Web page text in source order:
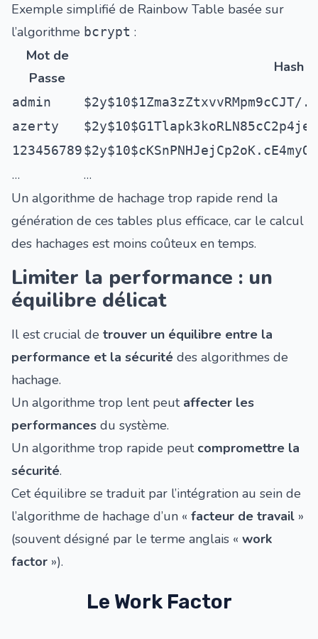
Exemple simplifié de Rainbow Table basée sur
l’algorithme bcrypt :
Mot de
Passe
Hash (
admin
$2y$10$1Zma3zZtxvvRMpm9cCJT/
azerty
123456789
…
…
Un algorithme de hachage trop rapide rend la
génération de ces tables plus efficace, car le calcul
des hachages est moins coûteux en temps.
Limiter la performance : un
équilibre délicat
Il est crucial de trouver un équilibre entre la
performance et la sécurité des algorithmes de
hachage.
Un algorithme trop lent peut affecter les
performances du système.
Un algorithme trop rapide peut compromettre la
sécurité.
Cet équilibre se traduit par l’intégration au sein de
l’algorithme de hachage d’un « facteur de travail »
(souvent désigné par le terme anglais « work
factor »).
Le Work Factor